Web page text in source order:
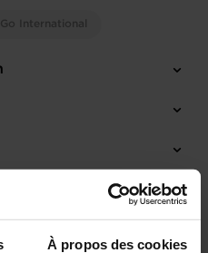
À propos des cookies
Go International